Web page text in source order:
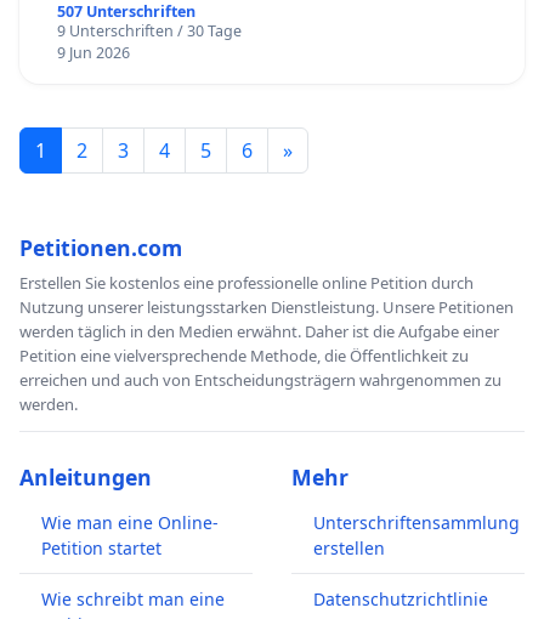
507 Unterschriften
9 Unterschriften / 30 Tage
9 Jun 2026
1 2 3 4 5 6 »
Petitionen.com
Erstellen Sie kostenlos eine professionelle online Petition durch
Nutzung unserer leistungsstarken Dienstleistung. Unsere Petitionen
werden täglich in den Medien erwähnt. Daher ist die Aufgabe einer
Petition eine vielversprechende Methode, die Öffentlichkeit zu
erreichen und auch von Entscheidungsträgern wahrgenommen zu
werden.
Anleitungen
Wie man eine Online-
Petition startet
Wie schreibt man eine
Mehr
Unterschriftensammlung
erstellen
Datenschutzrichtlinie